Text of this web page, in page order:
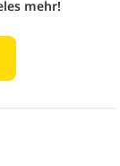
mehr!